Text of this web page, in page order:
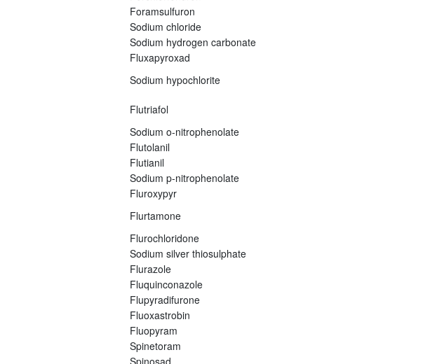
Foramsulfuron
Sodium chloride
Sodium hydrogen carbonate
Fluxapyroxad
Sodium hypochlorite
Flutriafol
Sodium o-nitrophenolate
Flutolanil
Flutianil
Sodium p-nitrophenolate
Fluroxypyr
Flurtamone
Flurochloridone
Sodium silver thiosulphate
Flurazole
Fluquinconazole
Flupyradifurone
Fluoxastrobin
Fluopyram
Spinetoram
Spinosad